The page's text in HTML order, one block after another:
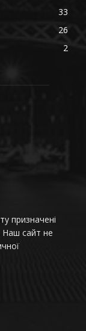
33
26
2
призначені
Наш сайт не